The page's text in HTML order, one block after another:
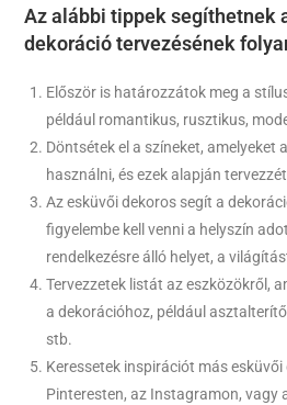
Az alábbi tippek segíthetnek
dekoráció tervezésének
Először is határozzátok meg a
például romantikus, rusztikus,
Döntsétek el a színeket, amelyeket
használni, és ezek alapján
Az esküvői dekoros segít a
figyelembe kell venni a helyszín
rendelkezésre álló helyet, a
Tervezzetek listát az eszközökről,
a dekorációhoz, például
stb.
Keressetek inspirációt más
Pinteresten, az Instagramon, vagy